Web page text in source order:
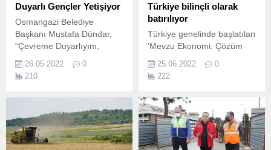
Duyarlı Gençler Yetişiyor
Osmangazi Belediye
Başkanı Mustafa Dündar,
“Çevreme Duyarlıyım,
Çıkıyorum” projesi
kapsamında düzenlenen
26.05.2022
0
210
Türkiye bilinçli olarak
batırılıyor
Türkiye genelinde başlatılan
‘Mevzu Ekonomi: Çözüm
programlarının Gaziantep
ayağı Pazar günü
25.06.2022
0
222